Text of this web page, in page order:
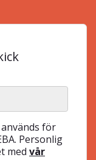
för
Personlig
med vår